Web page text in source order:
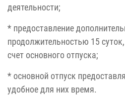
деятельности;
* предоставление
продолжительностью 15
счет основного отпуска;
* основной отпуск
удобное для них время.